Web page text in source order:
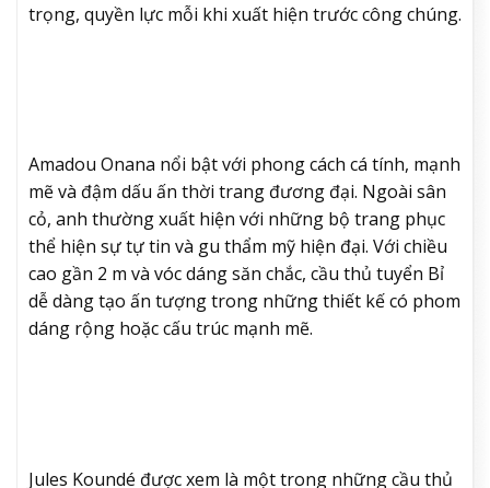
trọng, quyền lực mỗi khi xuất hiện trước công chúng.
Amadou Onana nổi bật với phong cách cá tính, mạnh
mẽ và đậm dấu ấn thời trang đương đại. Ngoài sân
cỏ, anh thường xuất hiện với những bộ trang phục
thể hiện sự tự tin và gu thẩm mỹ hiện đại. Với chiều
cao gần 2 m và vóc dáng săn chắc, cầu thủ tuyển Bỉ
dễ dàng tạo ấn tượng trong những thiết kế có phom
dáng rộng hoặc cấu trúc mạnh mẽ.
Jules Koundé được xem là một trong những cầu thủ